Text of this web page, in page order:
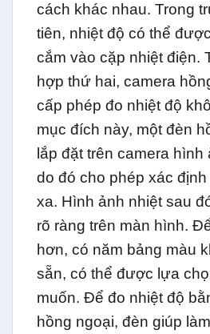
cách khác nhau. Trong
tiên, nhiệt độ có thể
cắm vào cặp nhiệt điện.
hợp thứ hai, camera
cấp phép đo nhiệt độ
mục đích này, một đèn
lắp đặt trên camera
do đó cho phép xác
xa. Hình ảnh nhiệt sau
rõ ràng trên màn hình.
hơn, có năm bảng màu
sẵn, có thể được lựa
muốn. Để đo nhiệt độ
hồng ngoại, đèn giúp